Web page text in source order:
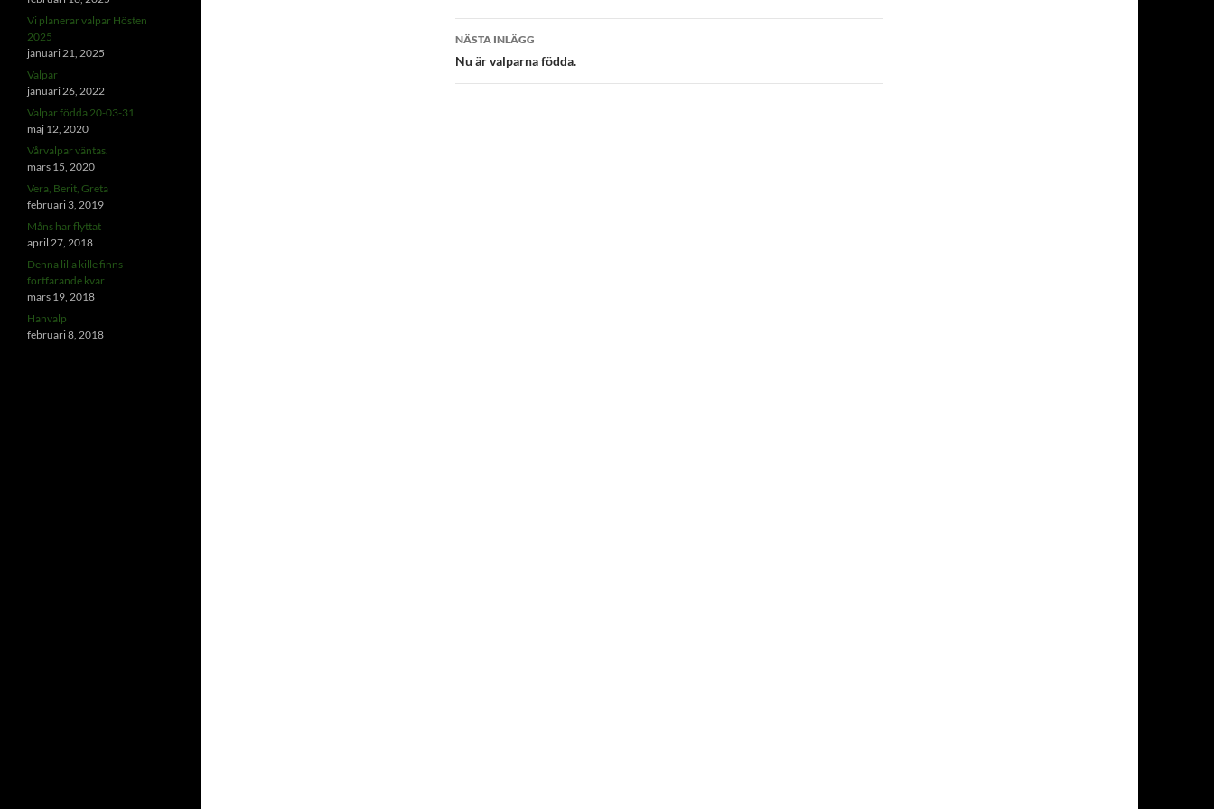
Inläggsnavigering
NÄSTA INLÄGG
Nu är valparna födda.
Vi planerar valpar Hösten
2025
januari 21, 2025
Valpar
januari 26, 2022
Valpar födda 20-03-31
maj 12, 2020
Vårvalpar väntas.
mars 15, 2020
Vera, Berit, Greta
februari 3, 2019
Måns har flyttat
april 27, 2018
Denna lilla kille finns
fortfarande kvar
mars 19, 2018
Hanvalp
februari 8, 2018